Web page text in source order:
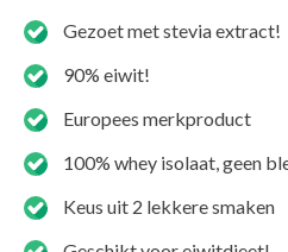
Gezoet met stevia extract!
90% eiwit!
Europees merkproduct
100% whey isolaat, geen
Keus uit 2 lekkere smaken